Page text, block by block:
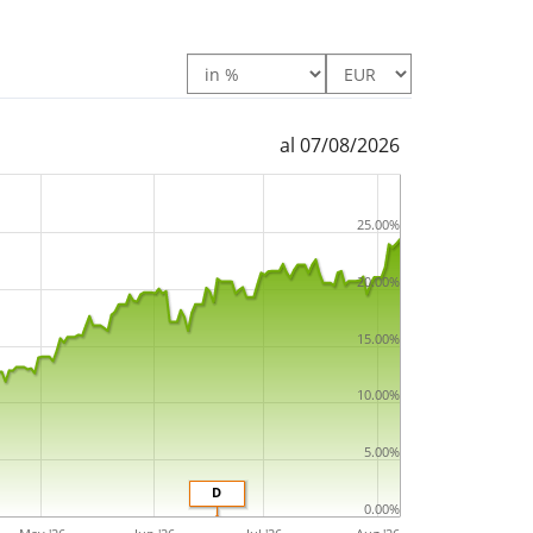
al 07/08/2026
D
0.00%
5.00%
10.00%
15.00%
20.00%
25.00%